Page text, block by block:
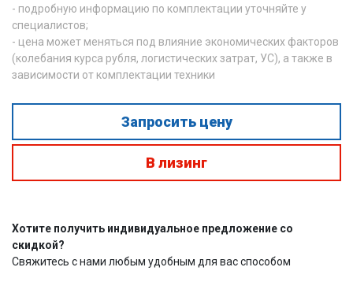
- подробную информацию по комплектации уточняйте у
специалистов;
- цена может меняться под влияние экономических факторов
(колебания курса рубля, логистических затрат, УС), а также в
зависимости от комплектации техники
Запросить цену
В лизинг
Хотите получить индивидуальное предложение со
скидкой?
Свяжитесь с нами любым удобным для вас способом